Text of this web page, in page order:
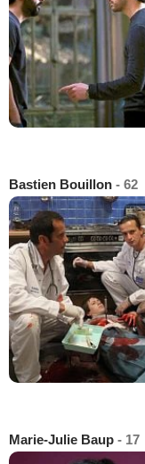
Bastien Bouillon - 62
Marie-Julie Baup - 17